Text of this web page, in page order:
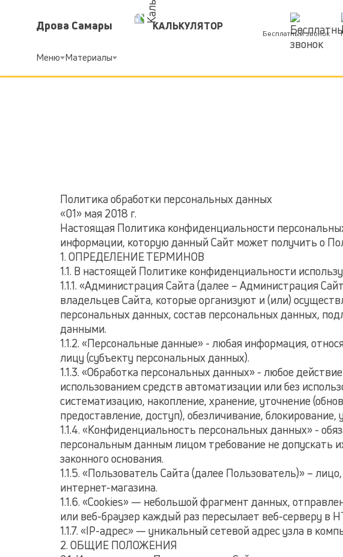
Дрова Самары КАЛЬКУЛЯТОР
Бесплатный звонок
Меню Материалы
Политика обработки персональных данных
«01» мая 2018 г.
Настоящая Политика конфиденциальности
информации, которую данный Cайт может получить о
1. ОПРЕДЕЛЕНИЕ ТЕРМИНОВ
1.1. В настоящей Политике конфиденциальности
1.1.1. «Администрация Сайта (далее – Администрация
владельцев Сайта, которые организуют и (или)
персональных данных, состав персональных данных,
данными.
1.1.2. «Персональные данные» - любая информация,
лицу (субъекту персональных данных).
1.1.3. «Обработка персональных данных» - любое
использованием средств автоматизации или без
систематизацию, накопление, хранение, уточнение
предоставление, доступ), обезличивание,
1.1.4. «Конфиденциальность персональных данных» -
персональным данным лицом требование не допускать
законного основания.
1.1.5. «Пользователь Сайта (далее Пользователь)» –
интернет-магазина.
1.1.6. «Cookies» — небольшой фрагмент данных,
или веб-браузер каждый раз пересылает веб-серверу в
1.1.7. «IP-адрес» — уникальный сетевой адрес узла в
2. ОБЩИЕ ПОЛОЖЕНИЯ